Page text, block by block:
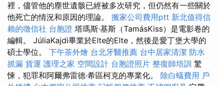
裡，儘管他的塵世遺骸已經被多次研究，但仍然有一些關於
他死亡的情況和原因的理論。 搬家公司費用ptt 新北值得信
賴的徵信社 台胞證 塔瑪斯·基斯（TamásKiss）是電影卷的
編輯。 JúliaKajdi畢業於Elte的Elte，然後是愛丁堡大學的
碩士學位。 下午茶外燴 台北牙醫推薦 台中居家清潔 防水
抓漏 貨運 護理之家 空間設計 台胞證照片 整復師培訓 驚
悚，犯罪和阿爾弗雷德·希區柯克的專業化。 除白蟻費用 戶